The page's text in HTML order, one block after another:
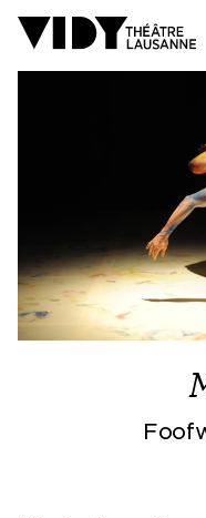
AU
PARTICIPER
VENIR À VIDY